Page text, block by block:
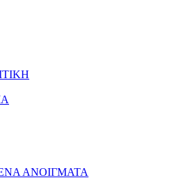
ΑΝΟΙΓΜΑΤΑ